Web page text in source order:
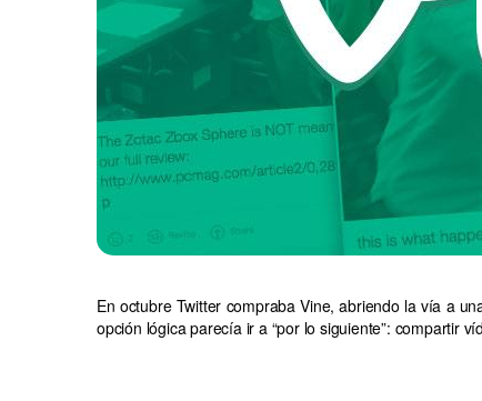
En octubre Twitter compraba Vine, abriendo la vía a
opción lógica parecía ir a “por lo siguiente”: compartir